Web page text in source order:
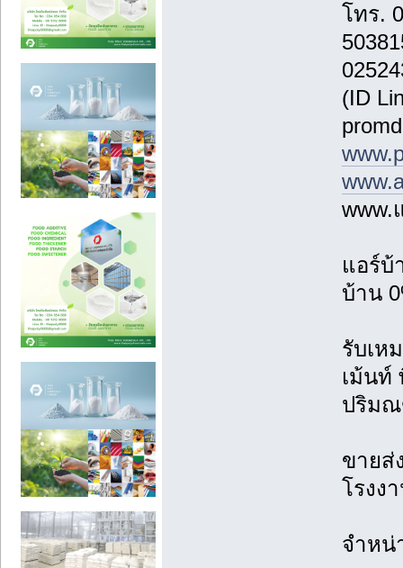
โทร.
(ID
www.
แอร์บ้
บ้าน
รับเห
เม้นท์
ปริม
ขายส่
โรงง
จำหน่